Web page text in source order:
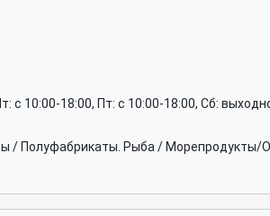
c 10:00-18:00, Пт: c 10:00-18:00, Сб:
Полуфабрикаты. Рыба / Морепродукты/